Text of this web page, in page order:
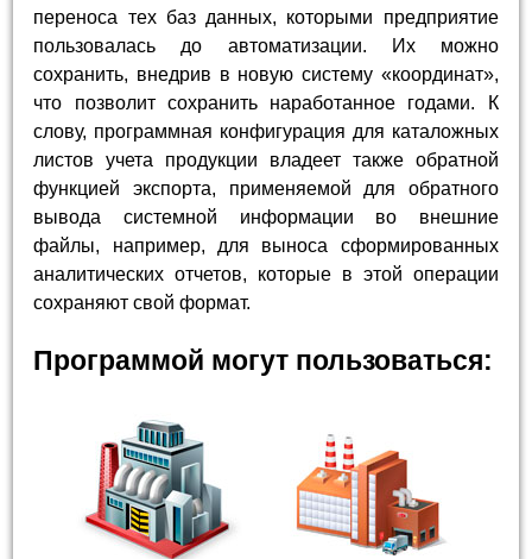
переноса тех баз данных, которыми предприятие
пользовалась до автоматизации. Их можно
сохранить, внедрив в новую систему «координат»,
что позволит сохранить наработанное годами. К
слову, программная конфигурация для каталожных
листов учета продукции владеет также обратной
функцией экспорта, применяемой для обратного
вывода системной информации во внешние
файлы, например, для выноса сформированных
аналитических отчетов, которые в этой операции
сохраняют свой формат.
Программой могут пользоваться: